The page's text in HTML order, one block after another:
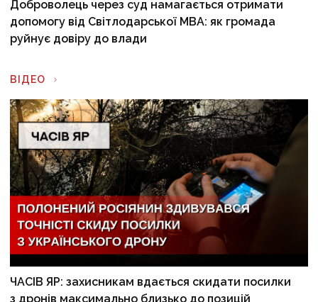
Доброволець через суд намагається отримати
допомогу від Світлодарської МВА: як громада
руйнує довіру до влади
ВІДЕО
ЧАСІВ ЯР: захисникам вдається скидати посилки
з дронів максимально близько до позицій